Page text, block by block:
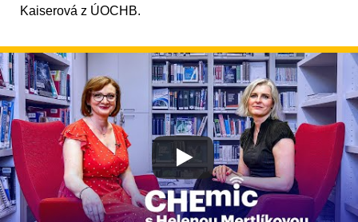
Kaiserová z ÚOCHB.